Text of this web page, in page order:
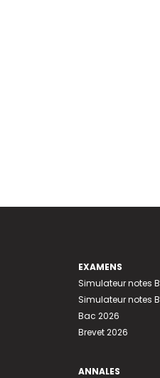
EXAMENS
Simulateur notes
Simulateur notes
Bac 2026
Brevet 2026
ANNALES